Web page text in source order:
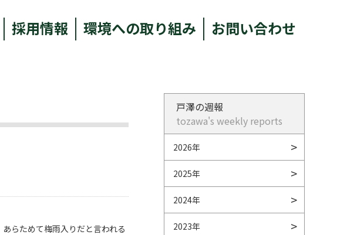
採用情報 環境への取り組み お問い合わせ
らためて梅雨入りだと言われる
戸澤の週報
tozawa's weekly reports
2026年
2025年
2024年
2023年